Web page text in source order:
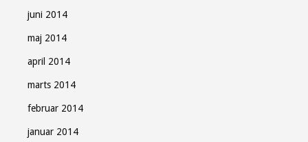
juni 2014
maj 2014
april 2014
marts 2014
februar 2014
januar 2014